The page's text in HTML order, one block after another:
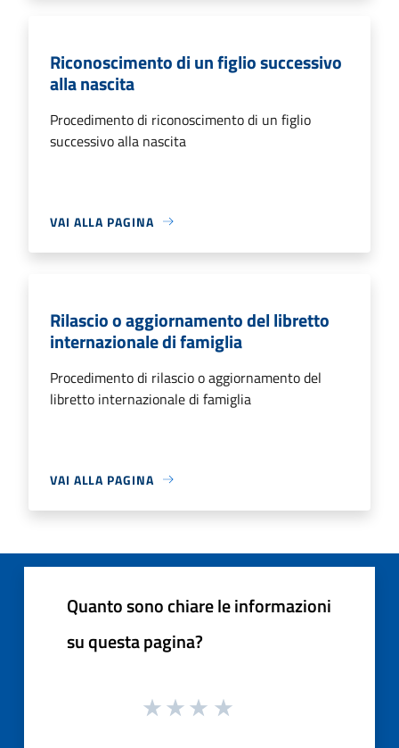
Riconoscimento di un figlio successivo
alla nascita
Procedimento di riconoscimento di un figlio
successivo alla nascita
VAI ALLA PAGINA
Rilascio o aggiornamento del libretto
internazionale di famiglia
Procedimento di rilascio o aggiornamento del
libretto internazionale di famiglia
VAI ALLA PAGINA
Quanto sono chiare le informazioni
su questa pagina?